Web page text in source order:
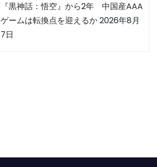
『黒神話：悟空』から2年 中国産AAA
ゲームは転換点を迎えるか2026年8月
7日